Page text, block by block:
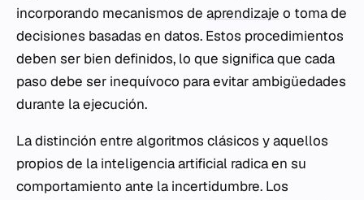
incorporando mecanismos de aprendizaje o toma de
decisiones basadas en datos. Estos procedimientos
deben ser bien definidos, lo que significa que cada
paso debe ser inequívoco para evitar ambigüedades
durante la ejecución.
La distinción entre algoritmos clásicos y aquellos
propios de la inteligencia artificial radica en su
comportamiento ante la incertidumbre. Los